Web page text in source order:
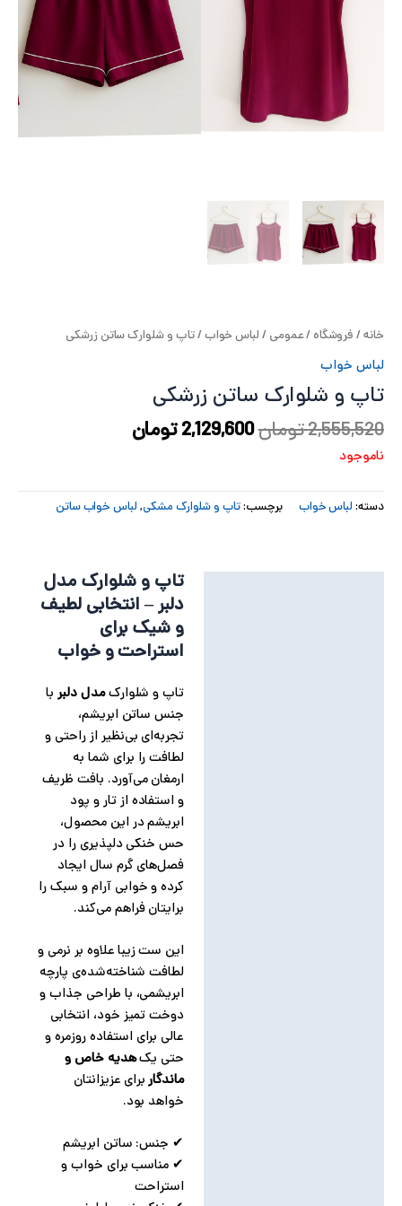
خانه/فروشگاه/عمومی/لباس خواب/ تاپ و شلوارک ساتن زرشکی
لباس خواب
تاپ و شلوارک ساتن زرشکی
2,555,520تومان2,129,600تومان
ناموجود
دسته:لباس خواب برچسب:تاپ و شلوارک مشکی,لباس خواب ساتن
تاپ و شلوارک مدل
دلبر – انتخابی لطیف
و شیک برای
استراحت و خواب
تاپ و شلوارکمدل دلبربا
جنس ساتن ابریشم،
تجربه‌ای بی‌نظیر از راحتی و
لطافت را برای شما به
ارمغان می‌آورد. بافت ظریف
و استفاده از تار و پود
ابریشم در این محصول،
حس خنکی دلپذیری را در
فصل‌های گرم سال ایجاد
کرده و خوابی آرام و سبک را
برایتان فراهم می‌کند.
این ست زیبا علاوه بر نرمی و
لطافت شناخته‌شده‌ی پارچه
ابریشمی، با طراحی جذاب و
دوخت تمیز خود، انتخابی
عالی برای استفاده روزمره و
حتی یکهدیه خاص و
ماندگاربرای عزیزانتان
خواهد بود.
✔ جنس: ساتن ابریشم
✔ مناسب برای خواب و
استراحت